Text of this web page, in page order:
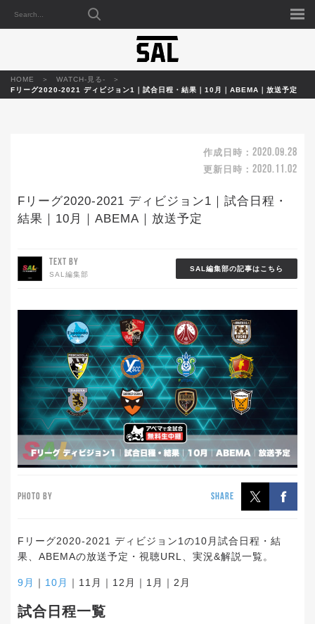
HOME
WATCH-見る-
Fリーグ2020-2021 ディビジョン1｜試合日程・結果｜10月｜ABEMA｜放送予定
作成日時： 2020.09.28
更新日時： 2020.11.02
Fリーグ2020-2021 ディビジョン1｜試合日程・
結果｜10月｜ABEMA｜放送予定
TEXT BY
SAL編集部
SAL編集部の記事はこちら
PHOTO BY SHARE
Fリーグ2020-2021 ディビジョン1の10月試合日程・結
果、ABEMAの放送予定・視聴URL、実況&解説一覧。
9月 ｜ 10月 ｜11月｜12月｜1月｜2月
試合日程一覧